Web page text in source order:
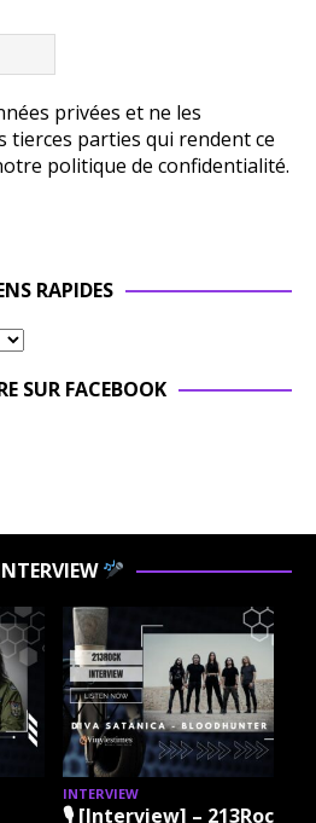
privées et ne les
tierces parties qui rendent ce
politique de confidentialité.
RAPIDES
SUR FACEBOOK
– 213Rock
🎙 [Interview] –